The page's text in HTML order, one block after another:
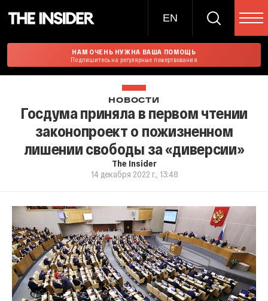
EN
НАМ ОЧЕНЬ НУЖНА ВАША ПОМОЩЬ
Подпишитесь на регулярные пожертвования
НОВОСТИ
Госдума приняла в первом чтении
законопроект о пожизненном
лишении свободы за «диверсии»
The Insider
14 декабря 2022 г., 13:48